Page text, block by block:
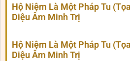
Hộ Niệm Là Một Pháp Tu
Diệu Âm Minh Trị
Hộ Niệm Là Một Pháp Tu
Diệu Âm Minh Trị